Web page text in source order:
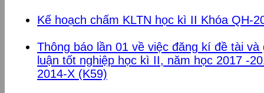
Kế hoạch chấm KLTN học kì II Khóa QH-
Thông báo lần 01 về việc đăng kí đề tài
luận tốt nghiệp học kì II, năm học 2017 -
2014-X (K59)